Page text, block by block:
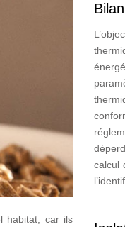
habitat, car ils
calcul